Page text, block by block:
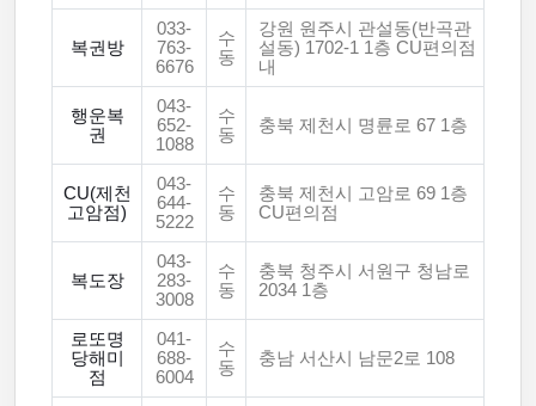
복권방
033-
763-
6676
수
동
강원 원주시 관설동(반곡관
설동) 1702-1 1층 CU편의점
내
행운복
권
043-
652-
1088
수
동
충북 제천시 명륜로 67 1층
CU(제천
고암점)
043-
644-
5222
수
동
충북 제천시 고암로 69 1층
CU편의점
복도장
043-
283-
3008
수
동
충북 청주시 서원구 청남로
2034 1층
로또명
당해미
점
041-
688-
6004
수
동
충남 서산시 남문2로 108